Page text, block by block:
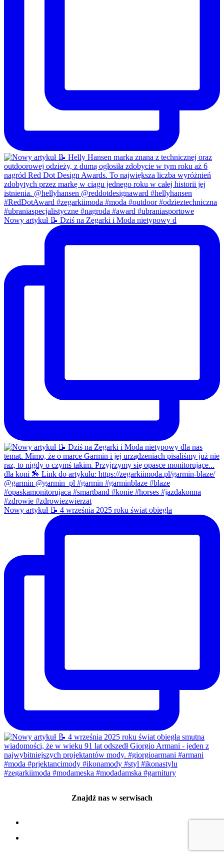
Nowy artykuł 📝 Dziś na Zegarki i Moda nietypowy d
Nowy artykuł 📝 4 września 2025 roku świat obiegła
Znajdź nas w serwisach